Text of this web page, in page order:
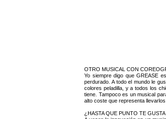
OTRO MUSICAL CON
Yo siempre digo que GREASE
perdurado. A todo el mundo le
colores peladilla, y a todos los
tiene. Tampoco es un musical
alto coste que representa llevarlos
¿HASTA QUE PUNTO TE